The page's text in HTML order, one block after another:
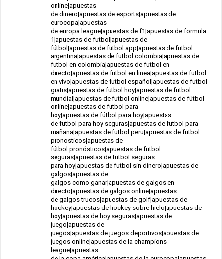
online|apuestas
de dinero|apuestas de esports|apuestas de
eurocopa|apuestas
de europa league|apuestas de f1|apuestas de formula
1|apuestas de futbol|apuestas de
fútbol|apuestas de futbol app|apuestas de futbol
argentina|apuestas de futbol colombia|apuestas de
futbol en colombia|apuestas de futbol en
directo|apuestas de futbol en linea|apuestas de futbol
en vivo|apuestas de futbol español|apuestas de futbol
gratis|apuestas de futbol hoy|apuestas de futbol
mundial|apuestas de futbol online|apuestas de fútbol
online|apuestas de futbol para
hoy|apuestas de fútbol para hoy|apuestas
de futbol para hoy seguras|apuestas de futbol para
mañana|apuestas de futbol peru|apuestas de futbol
pronosticos|apuestas de
fútbol pronósticos|apuestas de futbol
seguras|apuestas de futbol seguras
para hoy|apuestas de futbol sin dinero|apuestas de
galgos|apuestas de
galgos como ganar|apuestas de galgos en
directo|apuestas de galgos online|apuestas
de galgos trucos|apuestas de golf|apuestas de
hockey|apuestas de hockey sobre hielo|apuestas de
hoy|apuestas de hoy seguras|apuestas de
juego|apuestas de
juegos|apuestas de juegos deportivos|apuestas de
juegos online|apuestas de la champions
league|apuestas